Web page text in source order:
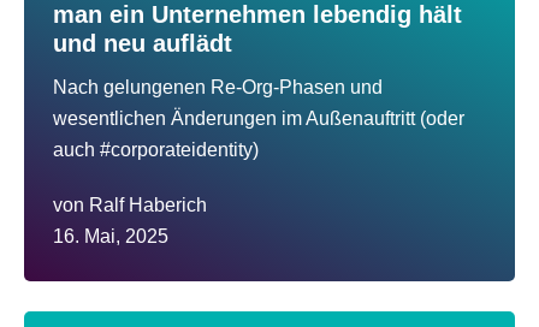
man ein Unternehmen lebendig hält
und neu auflädt
Nach gelungenen Re-Org-Phasen und
wesentlichen Änderungen im Außenauftritt (oder
auch #corporateidentity)
von Ralf Haberich
16. Mai, 2025